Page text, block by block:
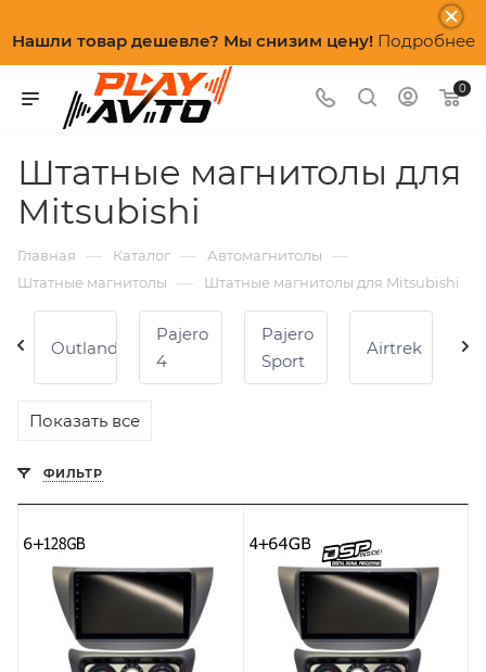
Нашли товар дешевле? Мы снизим цену! Подробнее
0
Штатные магнитолы для
Mitsubishi
Главная — Каталог — Автомагнитолы —
Штатные магнитолы — Штатные магнитолы для Mitsubishi
Outlander
Pajero
4
Pajero
Sport
Airtrek
Показать все
ФИЛЬТР